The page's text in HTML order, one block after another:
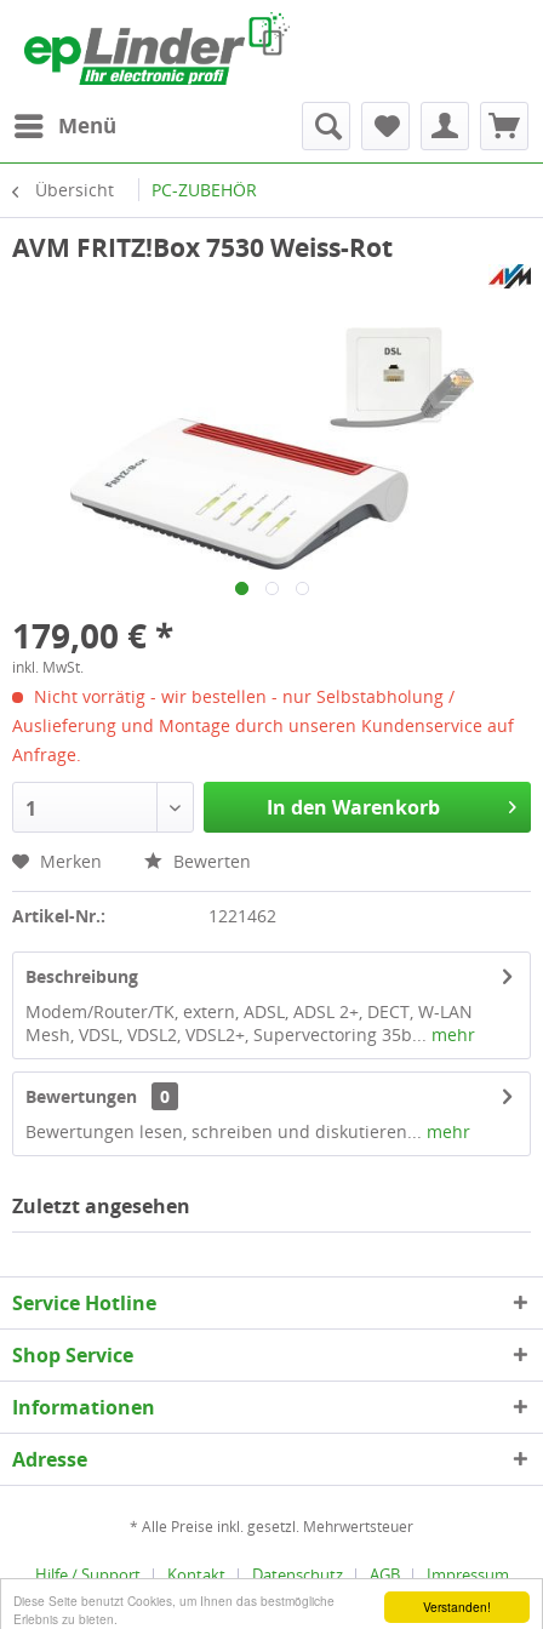
Verstanden!
Diese Seite benutzt Cookies, um Ihnen das bestmögliche
Erlebnis zu bieten.
Menü
Übersicht PC-ZUBEHÖR
AVM FRITZ!Box 7530 Weiss-Rot
179,00 € *
inkl. MwSt.
Nicht vorrätig - wir bestellen - nur Selbstabholung /
Auslieferung und Montage durch unseren Kundenservice auf
Anfrage.
1 In den Warenkorb
Merken Bewerten
Artikel-Nr.: 1221462
Beschreibung
Modem/Router/TK, extern, ADSL, ADSL 2+, DECT, W-LAN
Mesh, VDSL, VDSL2, VDSL2+, Supervectoring 35b... mehr
Bewertungen
0
Bewertungen lesen, schreiben und diskutieren... mehr
Zuletzt angesehen
Service Hotline
Shop Service
Informationen
Adresse
* Alle Preise inkl. gesetzl. Mehrwertsteuer
Hilfe / Support Kontakt Datenschutz AGB
Impressum
Copyright © epLinder - Alle Rechte vorbehalten